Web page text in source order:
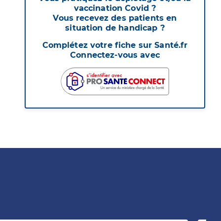
vaccination Covid ?
Vous recevez des patients en
situation de handicap ?
Complétez votre fiche sur Santé.fr
Connectez-vous avec